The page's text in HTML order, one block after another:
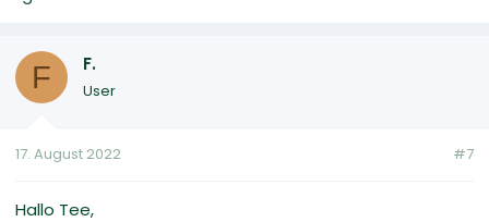
F F.
User
17. August 2022 #7
Hallo Tee,